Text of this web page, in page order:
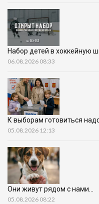
Набор детей в хоккейную
06.08.2026 08:33
К выборам готовиться
05.08.2026 12:13
Они живут рядом с нами…
05.08.2026 08:22